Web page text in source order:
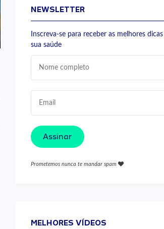
NEWSLETTER
Inscreva-se para receber as melhores
sua saúde
Assinar
Prometemos nunca te mandar spam
MELHORES VÍDEOS